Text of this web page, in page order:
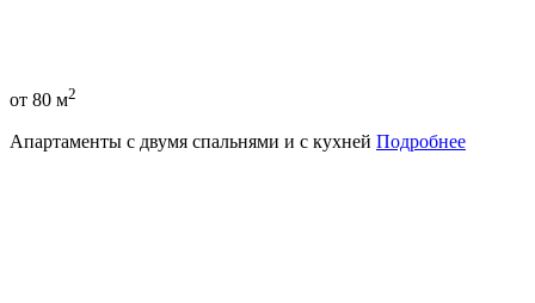
от 80 м2
Апартаменты с двумя спальнями и с кухней Подробнее